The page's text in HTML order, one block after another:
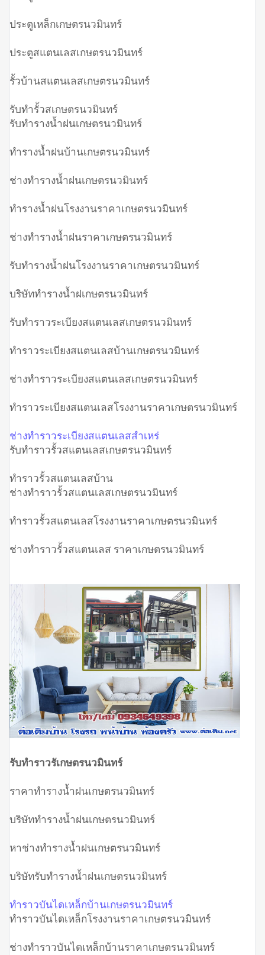
ประตูเหล็กเกษตรนวมินทร์
ประตูสแตนเลสเกษตรนวมินทร์
รั้วบ้านสแตนเลสเกษตรนวมินทร์
รับทำรั้วสเกษตรนวมินทร์
รับทำรางน้ำฝนเกษตรนวมินทร์
ทำรางน้ำฝนบ้านเกษตรนวมินทร์
ช่างทำรางน้ำฝนเกษตรนวมินทร์
ทำรางน้ำฝนโรงงานราคาเกษตรนวมินทร์
ช่างทำรางน้ำฝนราคาเกษตรนวมินทร์
รับทำรางน้ำฝนโรงงานราคาเกษตรนวมินทร์
บริษัททำรางน้ำฝเกษตรนวมินทร์
รับทำราวระเบียงสแตนเลสเกษตรนวมินทร์
ทำราวระเบียงสแตนเลสบ้านเกษตรนวมินทร์
ช่างทำราวระเบียงสแตนเลสเกษตรนวมินทร์
ทำราวระเบียงสแตนเลสโรงงานราคาเกษตรนวมินทร์
ช่างทำราวระเบียงสแตนเลสสำเหร่
รับทำราวรั้วสแตนเลสเกษตรนวมินทร์
ทำราวรั้วสแตนเลสบ้าน
ช่างทำราวรั้วสแตนเลสเกษตรนวมินทร์
ทำราวรั้วสแตนเลสโรงงานราคาเกษตรนวมินทร์
ช่างทำราวรั้วสแตนเลส ราคาเกษตรนวมินทร์
รับทำราวรัเกษตรนวมินทร์
ราคาทำรางน้ำฝนเกษตรนวมินทร์
บริษัททำรางน้ำฝนเกษตรนวมินทร์
หาช่างทำรางน้ำฝนเกษตรนวมินทร์
บริษัทรับทำรางน้ำฝนเกษตรนวมินทร์
ทำราวบันไดเหล็กบ้านเกษตรนวมินทร์
ทำราวบันไดเหล็กโรงงานราคาเกษตรนวมินทร์
ช่างทำราวบันไดเหล็กบ้านราคาเกษตรนวมินทร์